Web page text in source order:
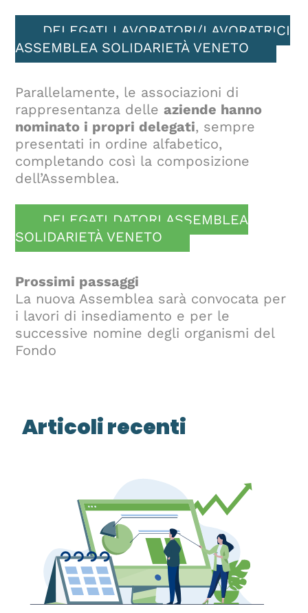
DELEGATI LAVORATORI/LAVORATRICI
ASSEMBLEA SOLIDARIETÀ VENETO
Parallelamente, le associazioni di
rappresentanza delleaziende hanno
nominato i propri delegati, sempre
presentati in ordine alfabetico,
completando così la composizione
dell’Assemblea.
DELEGATI DATORI ASSEMBLEA
SOLIDARIETÀ VENETO
Prossimi passaggi
La nuova Assemblea sarà convocata per
i lavori di insediamento e per le
successive nomine degli organismi del
Fondo
Articoli recenti